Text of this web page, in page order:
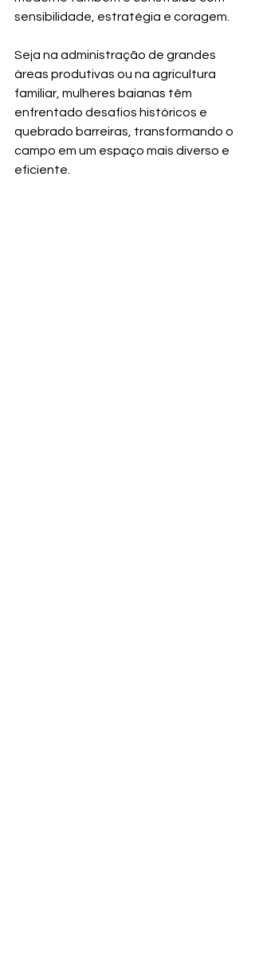
sensibilidade, estratégia e coragem.
Seja na administração de grandes
áreas produtivas ou na agricultura
familiar, mulheres baianas têm
enfrentado desafios históricos e
quebrado barreiras, transformando o
campo em um espaço mais diverso e
eficiente.